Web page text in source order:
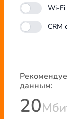
Wi-Fi
CRM
данным:
20